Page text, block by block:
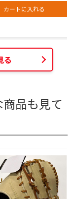
カートに入れる
る
品も見て